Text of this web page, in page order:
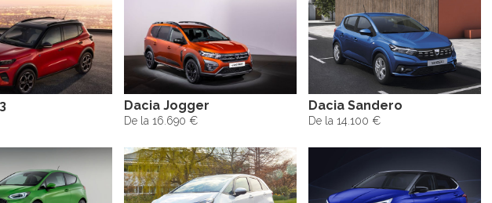
Dacia Jogger
De la 16.690 €
Dacia Sandero
De la 14.100 €